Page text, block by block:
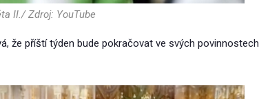
II./ Zdroj: YouTube
že příští týden bude pokračovat ve svých povinnostech